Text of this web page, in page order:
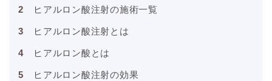
ヒアルロン酸注射の施術一覧
ヒアルロン酸注射とは
ヒアルロン酸とは
ヒアルロン酸注射の効果